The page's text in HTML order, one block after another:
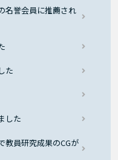
名誉会員に推薦され
た
した
教員研究成果のCGが